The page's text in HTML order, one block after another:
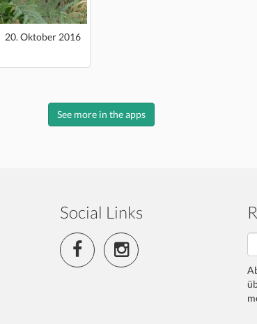
20. Oktober 2016
See more in the apps
Social Links